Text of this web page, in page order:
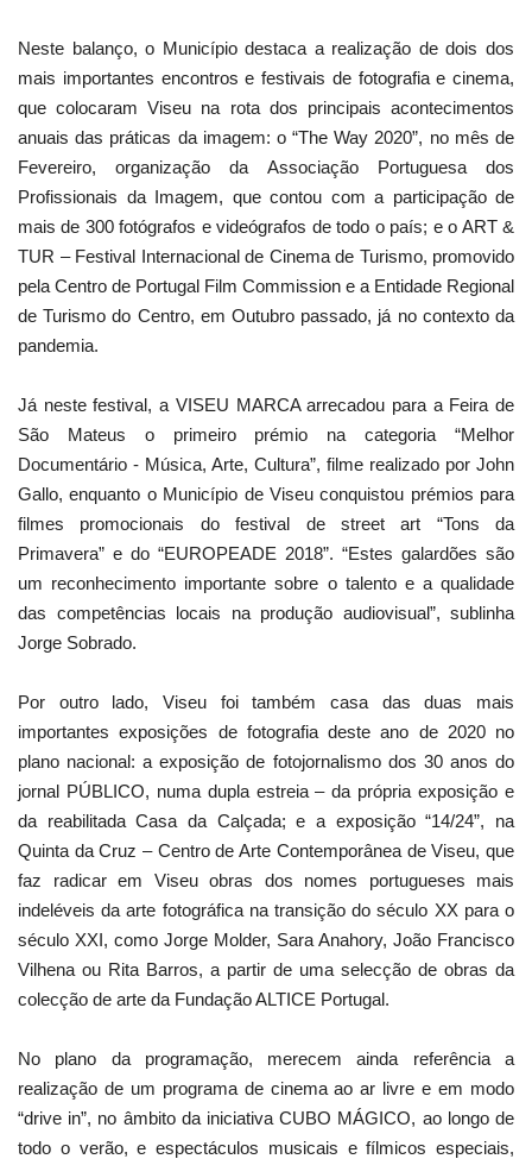
Neste balanço, o Município destaca a realização de dois dos
mais importantes encontros e festivais de fotografia e cinema,
que colocaram Viseu na rota dos principais acontecimentos
anuais das práticas da imagem: o “The Way 2020”, no mês de
Fevereiro, organização da Associação Portuguesa dos
Profissionais da Imagem, que contou com a participação de
mais de 300 fotógrafos e videógrafos de todo o país; e o ART &
TUR – Festival Internacional de Cinema de Turismo, promovido
pela Centro de Portugal Film Commission e a Entidade Regional
de Turismo do Centro, em Outubro passado, já no contexto da
pandemia.
Já neste festival, a VISEU MARCA arrecadou para a Feira de
São Mateus o primeiro prémio na categoria “Melhor
Documentário - Música, Arte, Cultura”, filme realizado por John
Gallo, enquanto o Município de Viseu conquistou prémios para
filmes promocionais do festival de street art “Tons da
Primavera” e do “EUROPEADE 2018”. “Estes galardões são
um reconhecimento importante sobre o talento e a qualidade
das competências locais na produção audiovisual”, sublinha
Jorge Sobrado.
Por outro lado, Viseu foi também casa das duas mais
importantes exposições de fotografia deste ano de 2020 no
plano nacional: a exposição de fotojornalismo dos 30 anos do
jornal PÚBLICO, numa dupla estreia – da própria exposição e
da reabilitada Casa da Calçada; e a exposição “14/24”, na
Quinta da Cruz – Centro de Arte Contemporânea de Viseu, que
faz radicar em Viseu obras dos nomes portugueses mais
indeléveis da arte fotográfica na transição do século XX para o
século XXI, como Jorge Molder, Sara Anahory, João Francisco
Vilhena ou Rita Barros, a partir de uma selecção de obras da
colecção de arte da Fundação ALTICE Portugal.
No plano da programação, merecem ainda referência a
realização de um programa de cinema ao ar livre e em modo
“drive in”, no âmbito da iniciativa CUBO MÁGICO, ao longo de
todo o verão, e espectáculos musicais e fílmicos especiais,